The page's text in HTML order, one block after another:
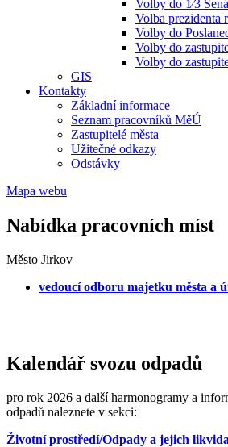
Volby do 1⁄3
Volba prezidenta
Volby do
Volby do
Volby do
GIS
Kontakty
Základní informace
Seznam pracovníků MěÚ
Zastupitelé města
Užitečné odkazy
Odstávky
Mapa webu
Nabídka pracovních míst
Město Jirkov
vedoucí odboru majetku města a
Kalendář svozu odpadů
pro rok 2026 a další harmonogramy a
odpadů naleznete v sekci:
Životní prostředí/Odpady a jejich